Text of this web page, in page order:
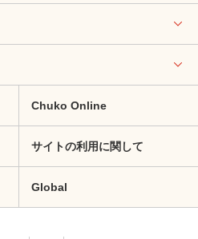
Chuko Online
サイトの利用に関して
Global